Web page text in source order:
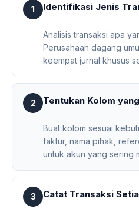
1 Identifikasi Jenis
Analisis transaksi apa
Perusahaan dagang
keempat jurnal khusus
2 Tentukan Kolom
Buat kolom sesuai
faktur, nama pihak,
untuk akun yang sering
3 Catat Transaksi